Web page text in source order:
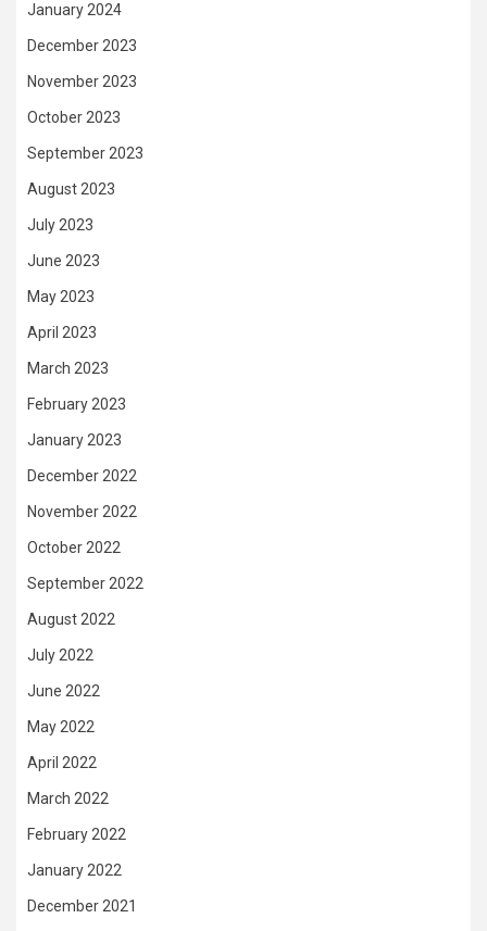
January 2024
December 2023
November 2023
October 2023
September 2023
August 2023
July 2023
June 2023
May 2023
April 2023
March 2023
February 2023
January 2023
December 2022
November 2022
October 2022
September 2022
August 2022
July 2022
June 2022
May 2022
April 2022
March 2022
February 2022
January 2022
December 2021